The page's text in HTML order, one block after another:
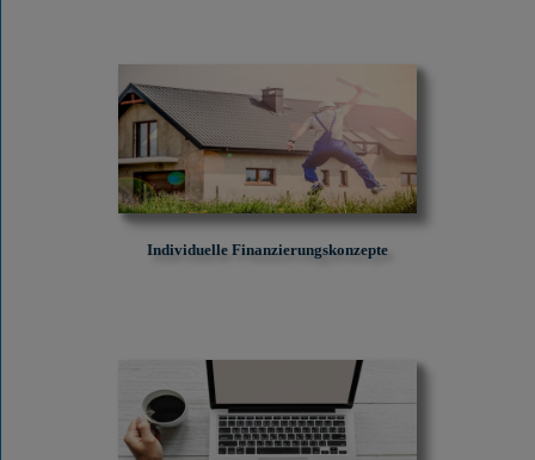
Individuelle Finanzierungskonzepte